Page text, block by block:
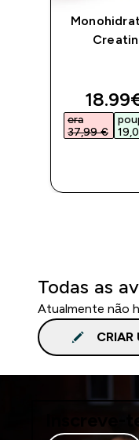
era
37,99 €‎
Todas as
Atualmente não
CRIAR